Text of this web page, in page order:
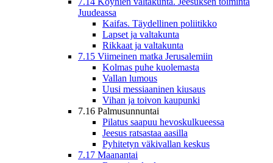
Juudeassa
Kaifas. Täydellinen poliitikko
Lapset ja valtakunta
Rikkaat ja valtakunta
7.15 Viimeinen matka Jerusalemiin
Kolmas puhe kuolemasta
Vallan lumous
Uusi messiaaninen kiusaus
Vihan ja toivon kaupunki
7.16 Palmusunnuntai
Pilatus saapuu hevoskulkueessa
Jeesus ratsastaa aasilla
Pyhitetyn väkivallan keskus
7.17 Maanantai